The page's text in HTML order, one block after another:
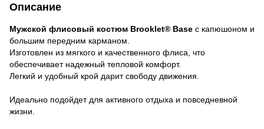
Описание
Мужской флисовый костюм Brooklet®️ Base с капюшоном и
большим передним карманом.
Изготовлен из мягкого и качественного флиса, что
обеспечивает надежный тепловой комфорт.
Легкий и удобный крой дарит свободу движения.
Идеально подойдет для активного отдыха и повседневной
жизни.